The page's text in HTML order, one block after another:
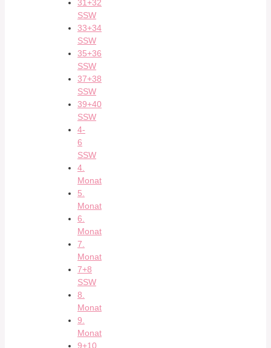
31+32
SSW
33+34
SSW
35+36
SSW
37+38
SSW
39+40
SSW
4-
6
SSW
4.
Monat
5.
Monat
6.
Monat
7.
Monat
7+8
SSW
8.
Monat
9.
Monat
9+10